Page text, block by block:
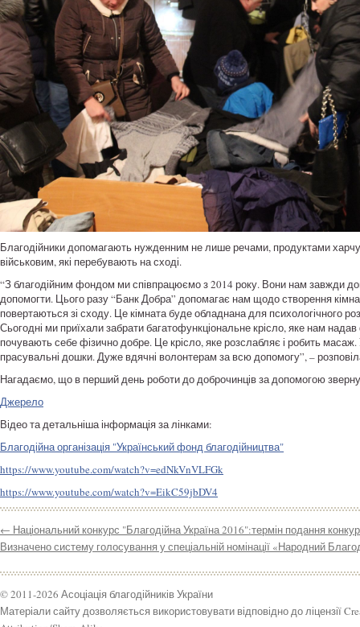
Благодійники допомагають нужденним не лише речами, продуктами
військовим, які перебувають на сході.
“З благодійним фондом ми співпрацюємо з 2014 року. Вони нам завжди
допомогти. Цього разу “Банк Добра” допомагає нам щодо створення
повертаються зі сходу. Це кімната буде обладнана для психологічного
Сьогодні ми приїхали забрати багатофункціональне крісло, яке нам
почувають себе фізично добре. Це крісло, яке розслабляє і робить
прасувальні дошки. Дуже вдячні волонтерам за всю допомогу”, –
Нагадаємо, що в перший день роботи до доброчинців за допомогою
Джерело
Відео та детальніша інформація за лінками:
Благодійна організація "Український фонд благодійництва"
https://www.youtube.com/watch?v=edNkVnVLFGk
https://www.youtube.com/watch?v=EikC59jbDV4
← Національний конкурс "Благодійна Україна 2016":термін подання
Визначено систему голосування у спеціальній номінації «Народний
© 2011-2026 Асоціація благодійників України
Матеріали сайту дозволяється використовувати відповідно до ліцензії